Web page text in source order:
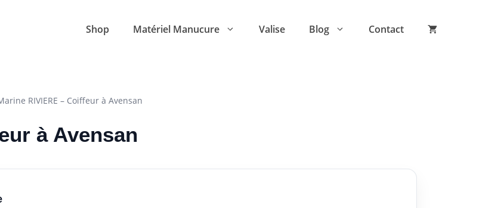
Shop Matériel Manucure Valise Blog Contact
RIVIERE – Coiffeur à Avensan
à Avensan